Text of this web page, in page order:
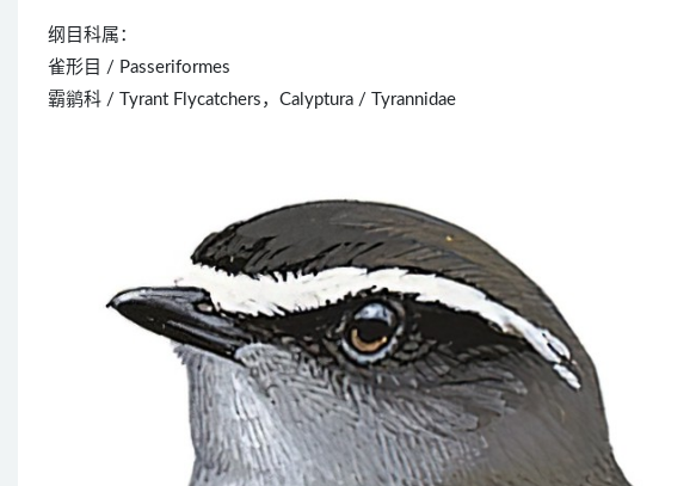
纲目科属：
雀形目 / Passeriformes
霸鹟科 / Tyrant Flycatchers，Calyptura / Tyrannidae